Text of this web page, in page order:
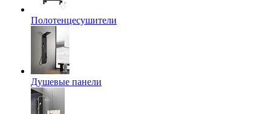
Полотенцесушители
Душевые панели